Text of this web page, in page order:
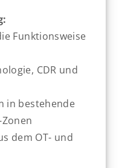
Funktionsweise
CDR und
in bestehende
dem OT- und